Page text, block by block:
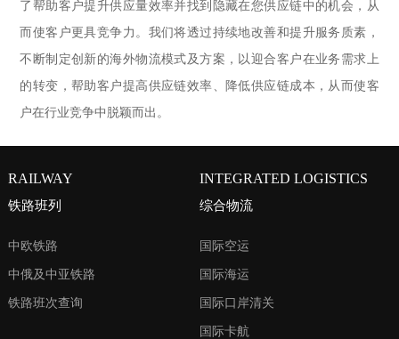
了帮助客户提升供应量效率并找到隐藏在您供应链中的机会，从
而使客户更具竞争力。我们将透过持续地改善和提升服务质素，
不断制定创新的海外物流模式及方案，以迎合客户在业务需求上
的转变，帮助客户提高供应链效率、降低供应链成本，从而使客
户在行业竞争中脱颖而出。
RAILWAY
铁路班列
中欧铁路
中俄及中亚铁路
铁路班次查询
INTEGRATED LOGISTICS
综合物流
国际空运
国际海运
国际口岸清关
国际卡航